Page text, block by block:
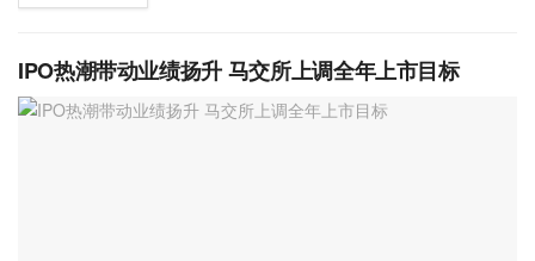
IPO热潮带动业绩扬升 马交所上调全年上市目标